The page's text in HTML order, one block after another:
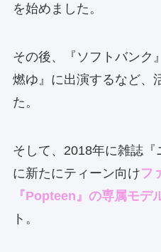
を始めました。
その後、『ソフトバンク
燃ゆ』に出演するなど、
た。
そして、2018年に雑誌
に新たにティーン向けフ
『Popteen』の専属モデ
ト。